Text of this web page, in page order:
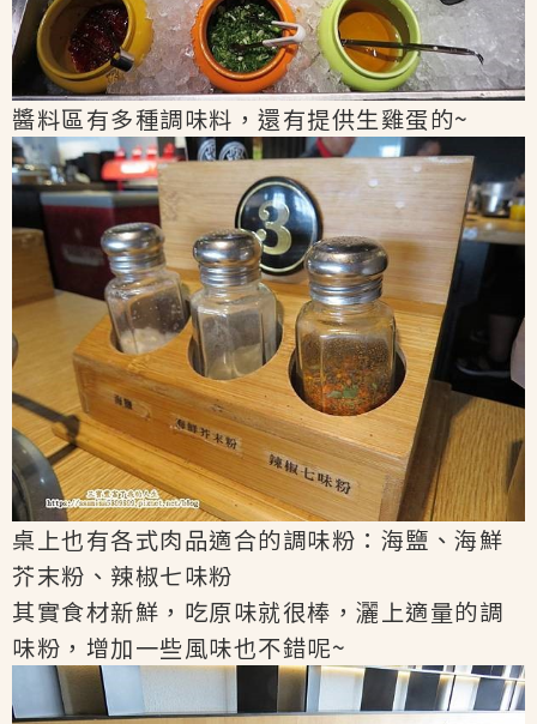
醬料區有多種調味料，還有提供生雞蛋的~
桌上也有各式肉品適合的調味粉：海鹽、海鮮
芥末粉、辣椒七味粉
其實食材新鮮，吃原味就很棒，灑上適量的調
味粉，增加一些風味也不錯呢~